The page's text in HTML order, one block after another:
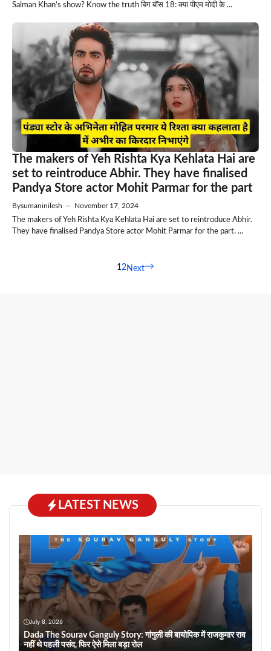
Salman Khan’s show? Know the truth बिग बॉस 18: क्या पीएम मोदी के ...
The makers of Yeh Rishta Kya Kehlata Hai are
set to reintroduce Abhir. They have finalised
Pandya Store actor Mohit Parmar for the part
Bysumaninilesh — November 17, 2024
The makers of Yeh Rishta Kya Kehlata Hai are set to reintroduce Abhir.
They have finalised Pandya Store actor Mohit Parmar for the part. ...
1 2 Next
LATEST NEWS
July 8, 2026
Dada The Sourav Ganguly Story: गांगुली की बायोपिक में राजकुमार राव
नहीं थे पहली पसंद, फिर ऐसे मिला बड़ा रोल